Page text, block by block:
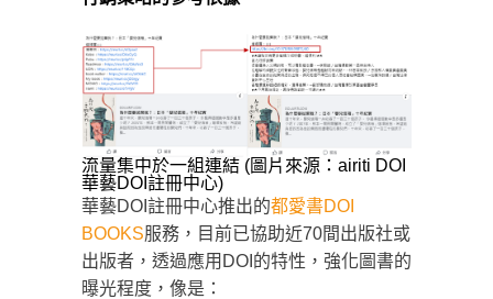
流量集中於一組連結 (圖片來源：airiti DOI
華藝DOI註冊中心)
華藝DOI註冊中心推出的都愛書DOI
BOOKS服務，目前已協助近70間出版社或
出版者，透過應用DOI的特性，強化圖書的
曝光程度，像是：